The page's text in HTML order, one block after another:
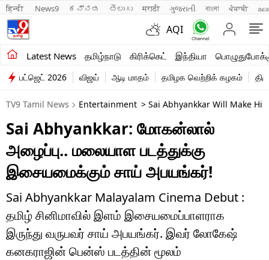
हिन्दी News9 ಕನ್ನಡ తెలుగు मराठी ગુજરાતી বাংলা ਪੰਜਾਬੀ
AQI
Latest News தமிழ்நாடு கிரிக்கெட் இந்தியா
சமீபத்திய செய்திகள்
தமிழ்நாடு
இந்தியா
உலகம்
விளையாட்டு
பொழுதுபோக்கு
லைஃப்ஸ்டைல்
வணிகம்
பட்ஜெட் 2026 விஜய் ஆடி மாதம் தமிழக வெற்றிக் கழகம்
TV9 Tamil News Entertainment > Sai Abhyankkar Will Make
Sai Abhyankkar: மோகன்லால்
அழைப்பு.. மலையாள படத்துக்கு
இசையமைக்கும் சாய் அபயங்கர்!
Sai Abhyankkar Malayalam Cinema Debut :
தமிழ் சினிமாவில் இளம் இசையமைப்பாளராக
இருந்து வருபவர் சாய் அபயங்கர். இவர் லோகேஷ்
கனகராஜின் பென்ஸ் படத்தின் மூலம்